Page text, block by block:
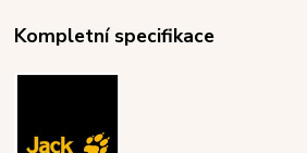
Kompletní specifikace